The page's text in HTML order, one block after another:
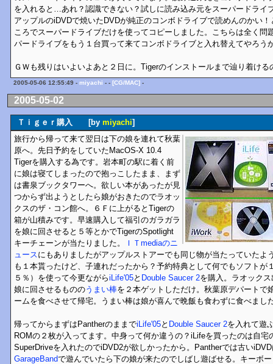
を入れると…あれ？認識できない？試しに読み込み元をスーパードライ
アップルのiDVDで焼いたDVDが純正のコンボドライブで読めんのかい
ころでスーパードライブだけを使ってコピーしました。こちらは全く問
パードライブをもう１台買って来てコンボドライブと入れ替えてやろ
ＧＷも残りはいよいよあと２日に。Tigerのインストールまで辿り着け
2005-05-06 12:55:49 - miyachi - - [CG/MAC] -
2005-05-02
Ｔｉｇｅｒ購入 [by miyachi]
旅行から帰って来て翌日は下の娘を連れて秋葉
原へ。先日予約をしていたMacOS-X 10.4
Tigerを購入する為です。岩本町の駅に着く前
に娘は寝てしまったので抱っこしたまま、まず
は書泉ブックタワーへ。欲しい本があったが見
つからず出ようとしたら娘がおきたのでラオッ
クスのザ・コン館へ。６Ｆに上がるとTigerの
箱が山積みです。早速購入して福引のガラガラ
を娘に回させると５等とかでTigerのSpotlight
キーチェーンが当たりました。
ＩＴmediaのニ
ュース にもありましたがアップルストアーでも同じ物が当たっていたよ
も１本貰ったけど、子連れだったから？予約特典として何でもソフトが
５％）を使って今更ながらiLife'05と Double Saucer 2を購入。ラオック
娘に回させるもののうまい棒を２本ゲットしただけ。秋葉原デパートで
ームを食べさせて帰宅。うまい棒は娘が喜んで晩飯も食わずに食べまし
帰ってからまずはPantherのままでiLife'05と Double Saucer 2を入れて遊
ROMの２枚が入ってます。中身って何か違うの？iLifeを買ったのは自宅
SuperDriveを入れたのでiDVD2が欲しかったから。Pantherでは古い
GarageBandで遊んでいたら下の娘が来たのでしばし遊ばせる。キーボ